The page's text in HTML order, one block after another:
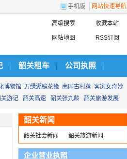
手机版
网站快速导航
韶关线路
国内线路
景点门票
旅游包车
公司资质
高级搜索 收藏本站
网站地图 RSS订阅
韶关租车 公司执照
博物馆 万绿湖镜花缘 南园古村落 客家女奇妙
游记
韶关高速 韶关张九龄 韶关旅游发展
韶关新闻
韶关社会新闻 韶关旅游新闻
企业营业执照